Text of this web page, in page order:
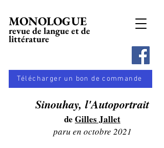
MONOLOGUE
revue de langue et de
littérature
Télécharger un bon de commande
Sinouhay, l'Autoportrait
de Gilles Jallet
paru en octobre 2021